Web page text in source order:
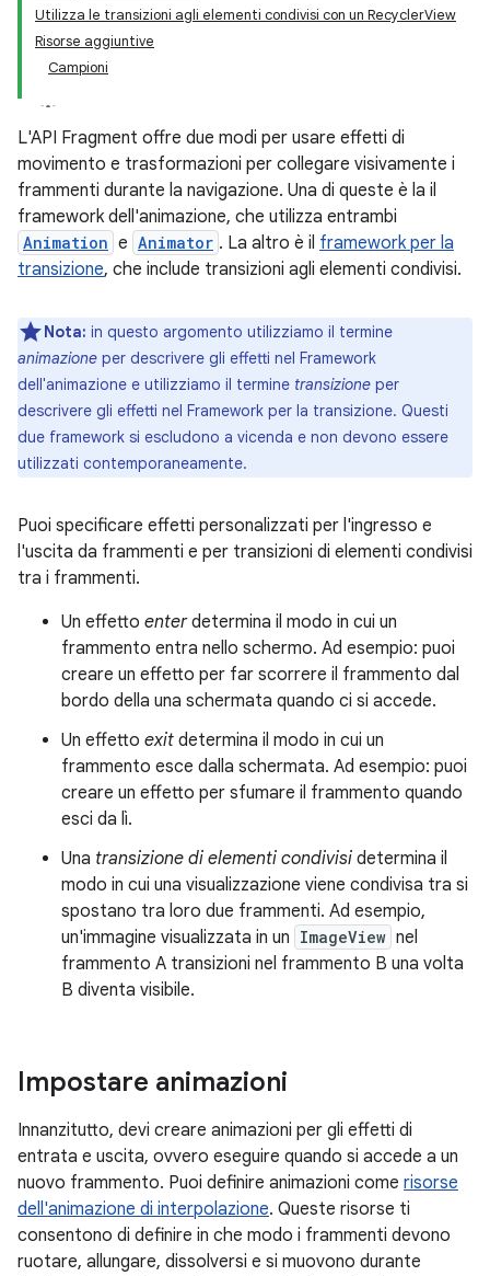
Utilizza le transizioni agli elementi condivisi con un RecyclerView
Risorse aggiuntive
Campioni
L'API Fragment offre due modi per usare effetti di
movimento e trasformazioni per collegare visivamente i
frammenti durante la navigazione. Una di queste è la il
framework dell'animazione, che utilizza entrambi
Animation e Animator . La altro è il framework per la
transizione, che include transizioni agli elementi condivisi.
Nota: in questo argomento utilizziamo il termine
animazione per descrivere gli effetti nel Framework
dell'animazione e utilizziamo il termine transizione per
descrivere gli effetti nel Framework per la transizione. Questi
due framework si escludono a vicenda e non devono essere
utilizzati contemporaneamente.
Puoi specificare effetti personalizzati per l'ingresso e
l'uscita da frammenti e per transizioni di elementi condivisi
tra i frammenti.
Un effetto enterdetermina il modo in cui un
frammento entra nello schermo. Ad esempio: puoi
creare un effetto per far scorrere il frammento dal
bordo della una schermata quando ci si accede.
Un effetto exit determina il modo in cui un
frammento esce dalla schermata. Ad esempio: puoi
creare un effetto per sfumare il frammento quando
esci da lì.
Una transizione di elementi condivisi determina il
modo in cui una visualizzazione viene condivisa tra si
spostano tra loro due frammenti. Ad esempio,
un'immagine visualizzata in un ImageView nel
frammento A transizioni nel frammento B una volta
B diventa visibile.
Impostare animazioni
Innanzitutto, devi creare animazioni per gli effetti di
entrata e uscita, ovvero eseguire quando si accede a un
nuovo frammento. Puoi definire animazioni come risorse
dell'animazione di interpolazione. Queste risorse ti
consentono di definire in che modo i frammenti devono
ruotare, allungare, dissolversi e si muovono durante